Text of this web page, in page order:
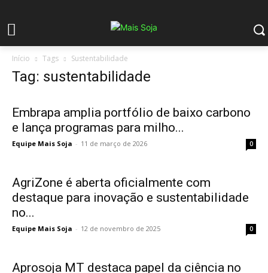
Início Tags Sustentabilidade
Tag: sustentabilidade
Embrapa amplia portfólio de baixo carbono
e lança programas para milho...
Equipe Mais Soja - 11 de março de 2026 0
AgriZone é aberta oficialmente com
destaque para inovação e sustentabilidade
no...
Equipe Mais Soja - 12 de novembro de 2025 0
Aprosoja MT destaca papel da ciência no